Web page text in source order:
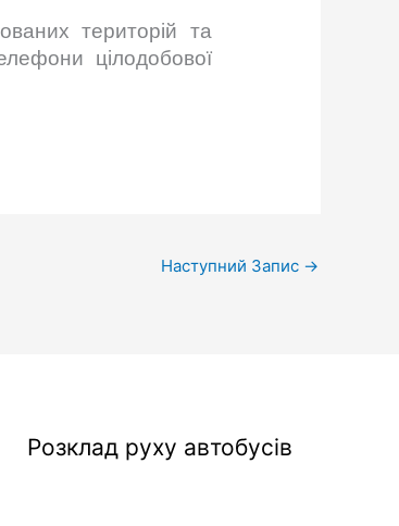
територій та
цілодобової
Наступний Запис →
Розклад руху автобусів